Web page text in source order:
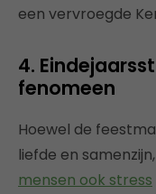
een vervroegde
4.
fenomeen
Hoewel de
liefde en
mensen ook stress